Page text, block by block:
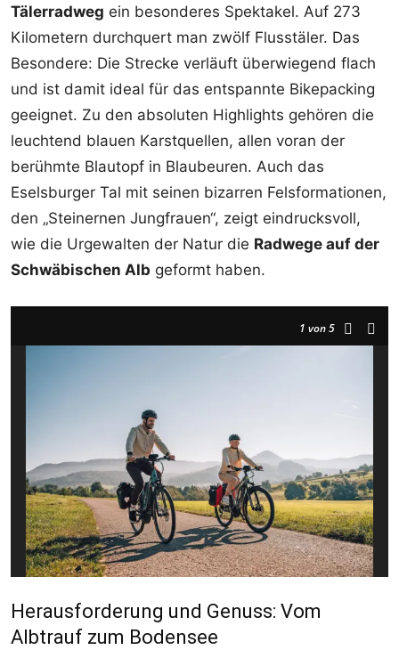
Tälerradweg ein besonderes Spektakel. Auf 273
Kilometern durchquert man zwölf Flusstäler. Das
Besondere: Die Strecke verläuft überwiegend flach
und ist damit ideal für das entspannte Bikepacking
geeignet. Zu den absoluten Highlights gehören die
leuchtend blauen Karstquellen, allen voran der
berühmte Blautopf in Blaubeuren. Auch das
Eselsburger Tal mit seinen bizarren Felsformationen,
den „Steinernen Jungfrauen“, zeigt eindrucksvoll,
wie die Urgewalten der Natur die Radwege auf der
Schwäbischen Alb geformt haben.
1 von 5
Herausforderung und Genuss: Vom
Albtrauf zum Bodensee